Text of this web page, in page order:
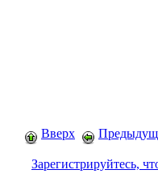
Вверх
Зарегистрируйтесь,